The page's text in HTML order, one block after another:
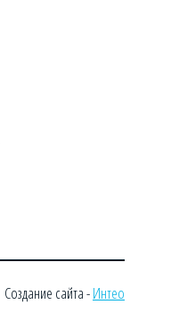
Создание сайта -Интео